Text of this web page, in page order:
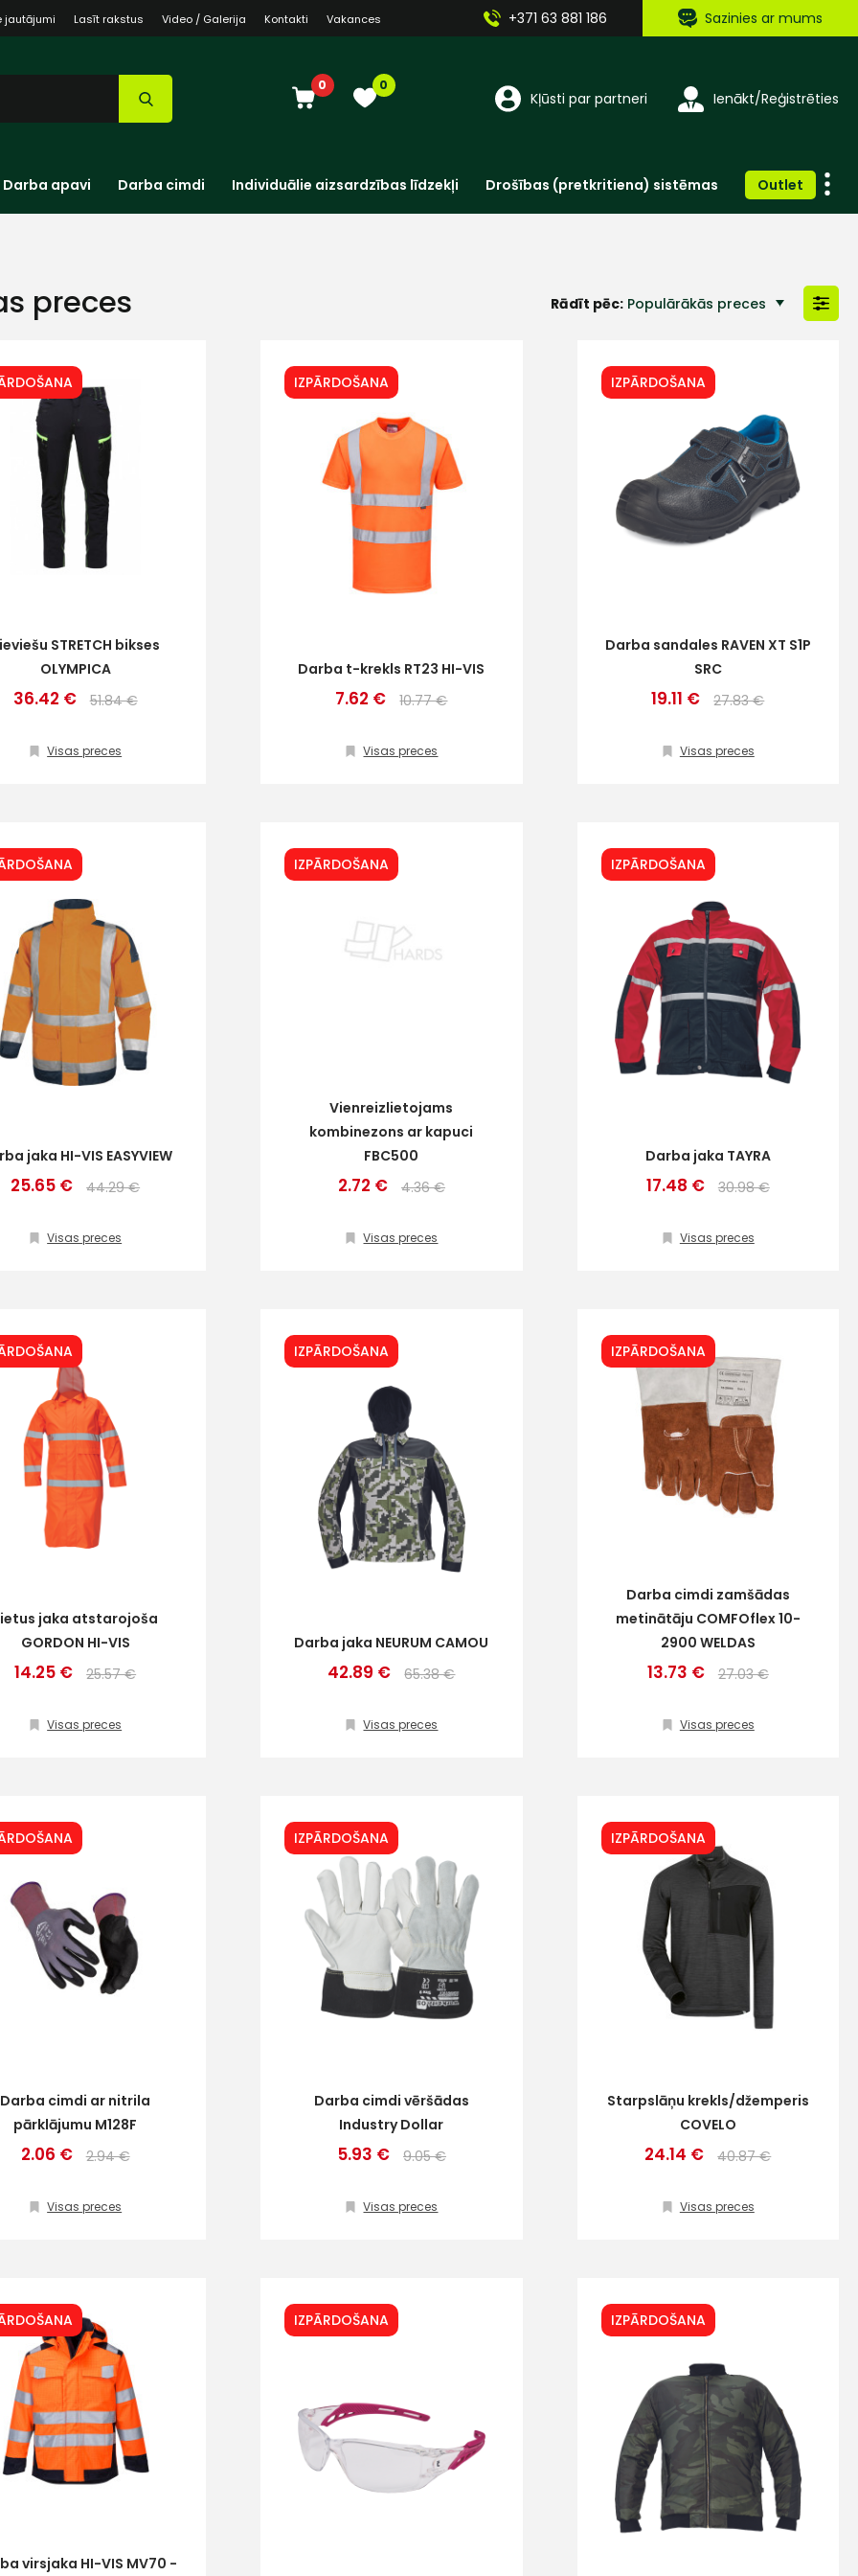
jautājumi Lasīt rakstus Video / Galerija Kontakti Vakances +371 63 881 186 Sazinies ar mums
0 0
Kļūsti par partneri Ienākt/Reģistrēties
Darba apavi Darba cimdi Individuālie aizsardzības līdzekļi Drošības (pretkritiena) sistēmas Outlet
preces Rādīt pēc: Populārākās preces
STRETCH bikses
OLYMPICA
36.42 € 51.84 €
Visas preces
IZPĀRDOŠANA
Darba t-krekls RT23 HI-VIS
7.62 € 10.77 €
Visas preces
IZPĀRDOŠANA
Darba sandales RAVEN XT S1P
SRC
19.11 € 27.83 €
Visas preces
jaka HI-VIS EASYVIEW
25.65 € 44.29 €
Visas preces
IZPĀRDOŠANA
Vienreizlietojams
kombinezons ar kapuci
FBC500
2.72 € 4.36 €
Visas preces
IZPĀRDOŠANA
Darba jaka TAYRA
17.48 € 30.98 €
Visas preces
jaka atstarojoša
GORDON HI-VIS
14.25 € 25.57 €
Visas preces
IZPĀRDOŠANA
Darba jaka NEURUM CAMOU
42.89 € 65.38 €
Visas preces
IZPĀRDOŠANA
Darba cimdi zamšādas
metinātāju COMFOflex 10-
2900 WELDAS
13.73 € 27.03 €
Visas preces
Darba cimdi ar nitrila
pārklājumu M128F
2.06 € 2.94 €
Visas preces
IZPĀRDOŠANA
Darba cimdi vēršādas
Industry Dollar
5.93 € 9.05 €
Visas preces
IZPĀRDOŠANA
Starpslāņu krekls/džemperis
COVELO
24.14 € 40.87 €
Visas preces
virsjaka HI-VIS MV70 -
IZPĀRDOŠANA IZPĀRDOŠANA
mums!
Atbildēsim